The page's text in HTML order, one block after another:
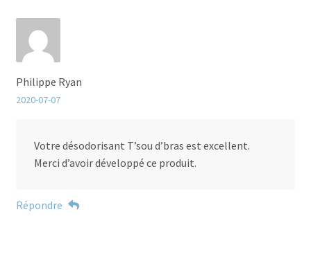
Philippe Ryan
2020-07-07
Votre désodorisant T’sou d’bras est excellent.
Merci d’avoir développé ce produit.
Répondre